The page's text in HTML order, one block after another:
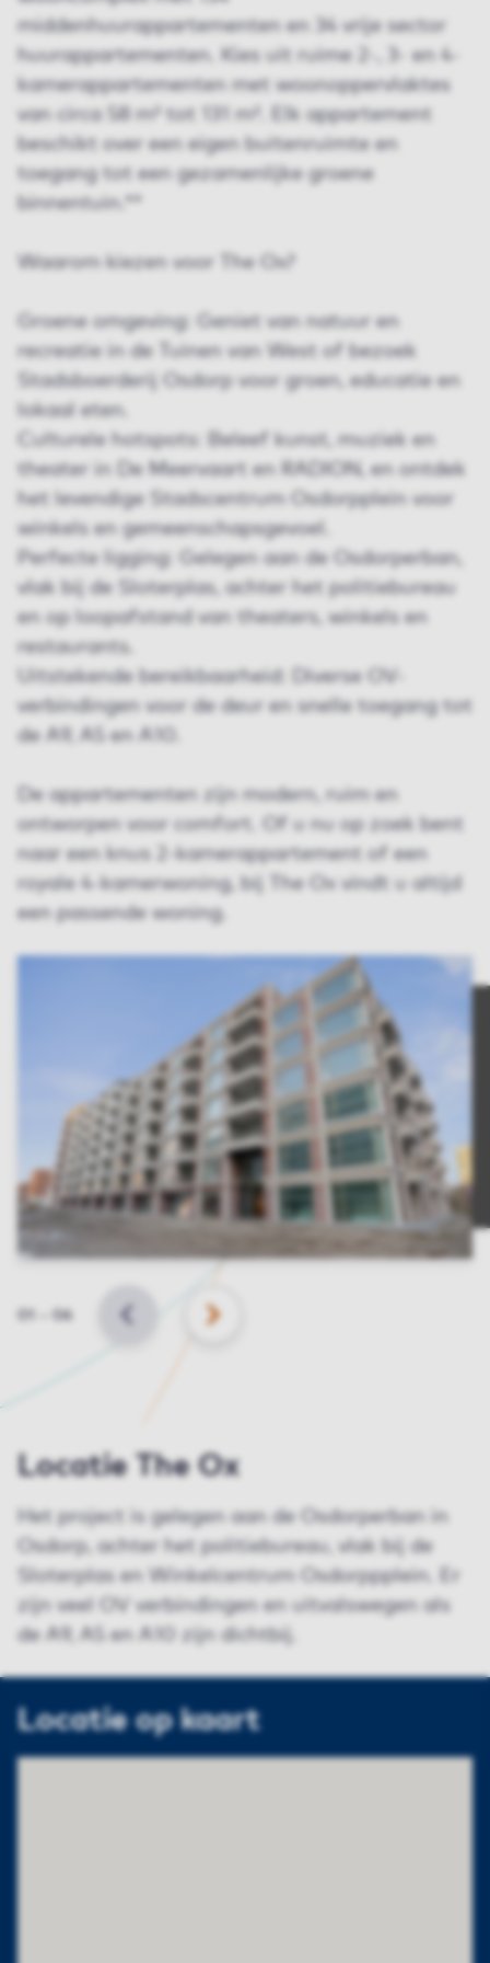
middenhuurappartementen en 34 vrije sector
huurappartementen. Kies uit ruime 2-, 3- en 4-
kamerappartementen met woonoppervlaktes
van circa 58 m² tot 131 m². Elk appartement
beschikt over een eigen buitenruimte en
toegang tot een gezamenlijke groene
binnentuin.**
Waarom kiezen voor The Ox?
Groene omgeving: Geniet van natuur en
recreatie in de Tuinen van West of bezoek
Stadsboerderij Osdorp voor groen, educatie en
lokaal eten.
Culturele hotspots: Beleef kunst, muziek en
theater in De Meervaart en RADION, en ontdek
het levendige Stadscentrum Osdorpplein voor
winkels en gemeenschapsgevoel.
Perfecte ligging: Gelegen aan de Osdorperban,
vlak bij de Sloterplas, achter het politiebureau
en op loopafstand van theaters, winkels en
restaurants.
Uitstekende bereikbaarheid: Diverse OV-
verbindingen voor de deur en snelle toegang tot
de A9, A5 en A10.
De appartementen zijn modern, ruim en
ontworpen voor comfort. Of u nu op zoek bent
naar een knus 2-kamerappartement of een
royale 4-kamerwoning, bij The Ox vindt u altijd
een passende woning.
Slide
VORIGE VOLGENDE
Locatie The Ox
Het project is gelegen aan de Osdorperban in
Osdorp, achter het politiebureau, vlak bij de
Sloterplas en Winkelcentrum Osdorppplein. Er
zijn veel OV verbindingen en uitvalswegen als
de A9, A5 en A10 zijn dichtbij.
Locatie op kaart